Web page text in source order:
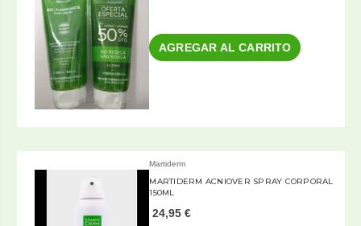
AGREGAR AL CARRITO
Martiderm
MARTIDERM ACNIOVER SPRAY CORPORAL
150ML
24,95 €